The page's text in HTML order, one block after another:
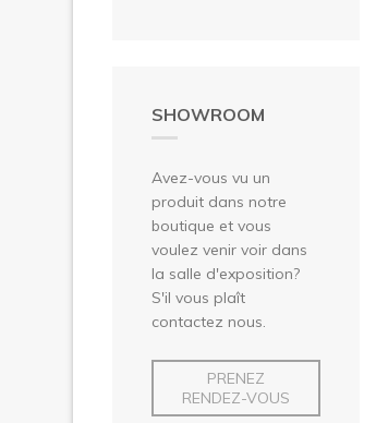
SHOWROOM
Avez-vous vu un
produit dans notre
boutique et vous
voulez venir voir dans
la salle d'exposition?
S'il vous plaît
contactez nous.
PRENEZ
RENDEZ-VOUS